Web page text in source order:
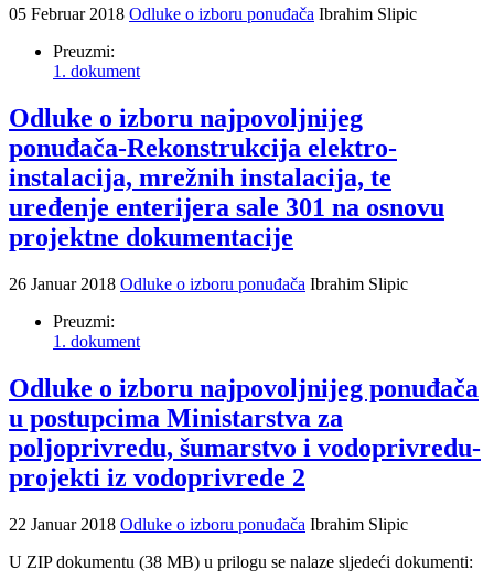
05 Februar 2018 Odluke o izboru ponuđača Ibrahim Slipic
Preuzmi:
1. dokument
Odluke o izboru najpovoljnijeg
ponuđača-Rekonstrukcija elektro-
instalacija, mrežnih instalacija, te
uređenje enterijera sale 301 na osnovu
projektne dokumentacije
26 Januar 2018 Odluke o izboru ponuđača Ibrahim Slipic
Preuzmi:
1. dokument
Odluke o izboru najpovoljnijeg ponuđača
u postupcima Ministarstva za
poljoprivredu, šumarstvo i vodoprivredu-
projekti iz vodoprivrede 2
22 Januar 2018 Odluke o izboru ponuđača Ibrahim Slipic
U ZIP dokumentu (38 MB) u prilogu se nalaze sljedeći dokumenti: